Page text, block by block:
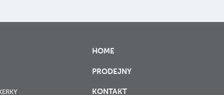
HOME
PRODEJNY
KONTAKT